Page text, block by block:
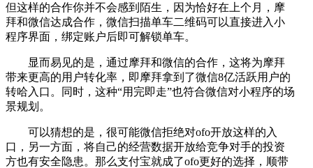
但这样的合作你并不会感到陌生，因为恰好在上个月，摩
拜和微信达成合作，微信扫描单车二维码可以直接进入小
程序界面，绑定账户后即可解锁单车。
显而易见的是，通过摩拜和微信的合作，这将为摩拜
带来更高的用户转化率，即摩拜拿到了微信8亿活跃用户的
转哈入口。同时，这种“用完即走”也符合微信对小程序的场
景规划。
可以猜想的是，很可能微信拒绝对ofo开放这样的入
口，另一方面，将自己的经营数据开放给竞争对手的投资
方也有安全隐患。那么支付宝就成了ofo更好的选择，顺带